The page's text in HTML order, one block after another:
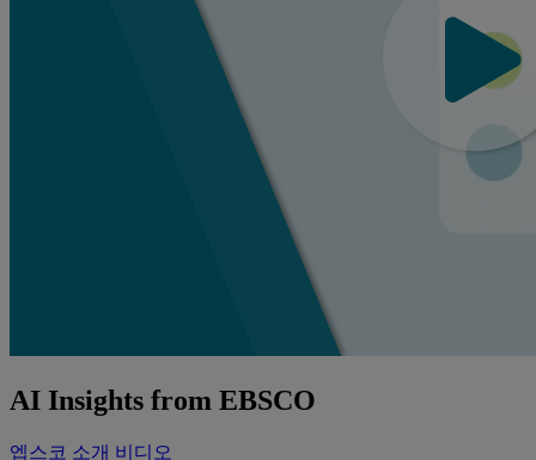
AI Insights from EBSCO
엡스코 소개 비디오